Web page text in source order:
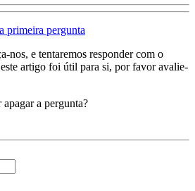
primeira pergunta
nos, e tentaremos responder com o
artigo foi útil para si, por favor avalie-
a pergunta?